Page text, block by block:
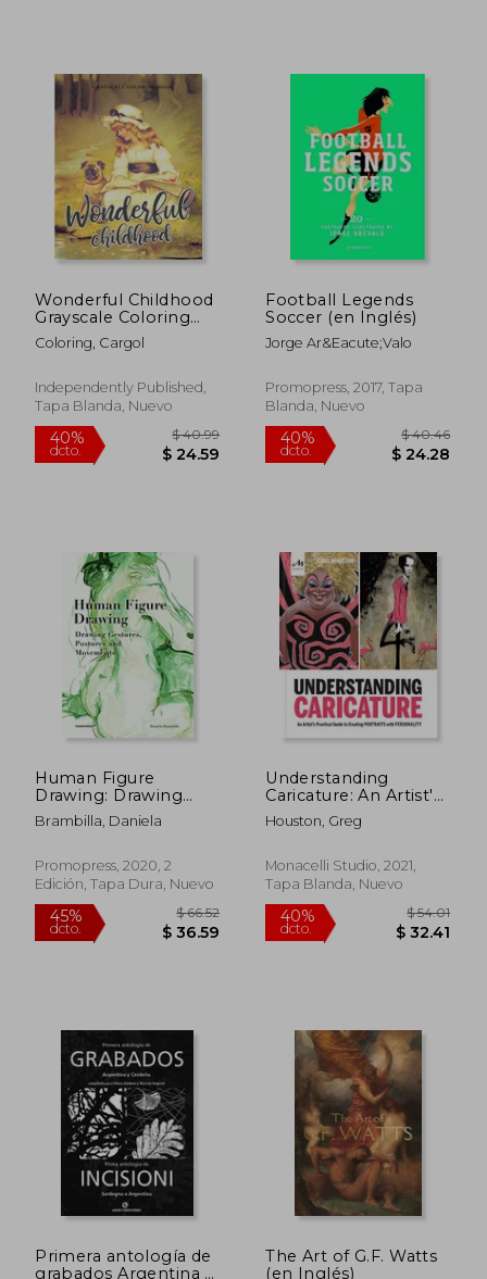
40%
$ 29.03
40%
dcto.
40%
dcto. $ 24.52
40%
dcto.
Wonderful Childhood
Grayscale Coloring
Book: Colouring
book for adults, anti-
(en Inglés)
Coloring, Cargol
Independently Published,
Tapa Blanda, Nuevo
Football Legends
Soccer (en Inglés)
Jorge Ar&Eacute;Valo
Promopress, 2017, Tapa
Blanda, Nuevo
Human Figure
Drawing: Drawing
Gestures, Postures
and Movements (en
Brambilla, Daniela
Promopress, 2020, 2
Edición, Tapa Dura, Nuevo
Understanding
Caricature: An Artist'S
Practical Guide to
Creating Portraits
Inglés)
Houston, Greg
Monacelli Studio, 2021,
Tapa Blanda, Nuevo
Primera antología de
grabados Argentina y
The Art of G.F. Watts
(en Inglés)